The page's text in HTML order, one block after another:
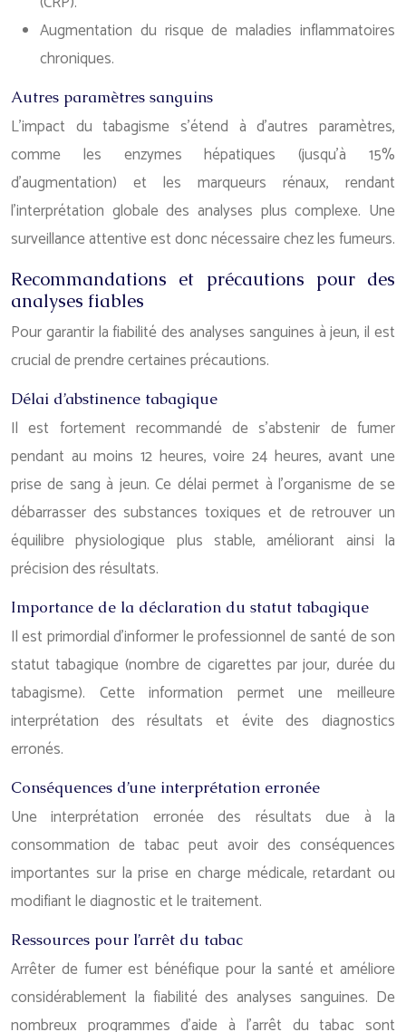
Augmentation du risque de maladies inflammatoires
chroniques.
Autres paramètres sanguins
L’impact du tabagisme s’étend à d’autres paramètres,
comme les enzymes hépatiques (jusqu’à 15%
d’augmentation) et les marqueurs rénaux, rendant
l’interprétation globale des analyses plus complexe. Une
surveillance attentive est donc nécessaire chez les fumeurs.
Recommandations et précautions pour des
analyses fiables
Pour garantir la fiabilité des analyses sanguines à jeun, il est
crucial de prendre certaines précautions.
Délai d’abstinence tabagique
Il est fortement recommandé de s’abstenir de fumer
pendant au moins 12 heures, voire 24 heures, avant une
prise de sang à jeun. Ce délai permet à l’organisme de se
débarrasser des substances toxiques et de retrouver un
équilibre physiologique plus stable, améliorant ainsi la
précision des résultats.
Importance de la déclaration du statut tabagique
Il est primordial d’informer le professionnel de santé de son
statut tabagique (nombre de cigarettes par jour, durée du
tabagisme). Cette information permet une meilleure
interprétation des résultats et évite des diagnostics
erronés.
Conséquences d’une interprétation erronée
Une interprétation erronée des résultats due à la
consommation de tabac peut avoir des conséquences
importantes sur la prise en charge médicale, retardant ou
modifiant le diagnostic et le traitement.
Ressources pour l’arrêt du tabac
Arrêter de fumer est bénéfique pour la santé et améliore
considérablement la fiabilité des analyses sanguines. De
nombreux programmes d’aide à l’arrêt du tabac sont